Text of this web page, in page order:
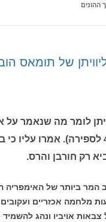
ההונים
של תומאס
לומר מה שנאמר על
ההונים (453-406 לספירה). אמרו
רק חורבן והרס.
המר ביותר של האימפריה
מלחמה אכזריים
אויביו ונהג